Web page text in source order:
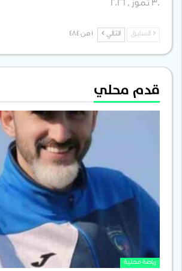
30 تموز , 2026
السابق التالي
قدم محلي
رياضة محلية